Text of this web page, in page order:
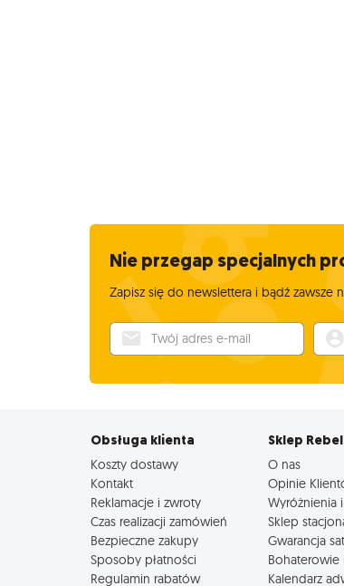
Nie przegap specjalnych
Zapisz się do newslettera i bądź zawsze
Twój adres e-mail
Obsługa klienta
Koszty dostawy
Kontakt
Reklamacje i zwroty
Czas realizacji zamówień
Bezpieczne zakupy
Sposoby płatności
Regulamin rabatów
Sklep
O nas
Opinie
Wyróżnienia
Sklep
Gwarancja
Bohaterowie
Kalendarz